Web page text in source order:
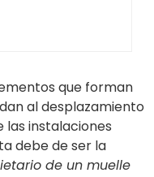
que forman
al desplazamiento
instalaciones
debe de ser la
de un muelle